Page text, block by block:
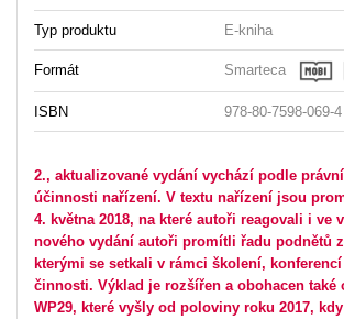
Typ produktu E-kniha
Formát Smarteca
ISBN 978-80-7598-069-4
2., aktualizované vydání vychází podle
účinnosti nařízení. V textu nařízení jsou
4. května 2018, na které autoři reagovali i ve
nového vydání autoři promítli řadu podnětů
kterými se setkali v rámci školení,
činnosti. Výklad je rozšířen a obohacen také
WP29, které vyšly od poloviny roku 2017,